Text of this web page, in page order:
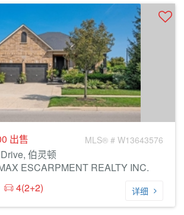
出售 MLS® # W13643576
伯灵顿
ESCARPMENT REALTY INC.
4(2+2) 详细